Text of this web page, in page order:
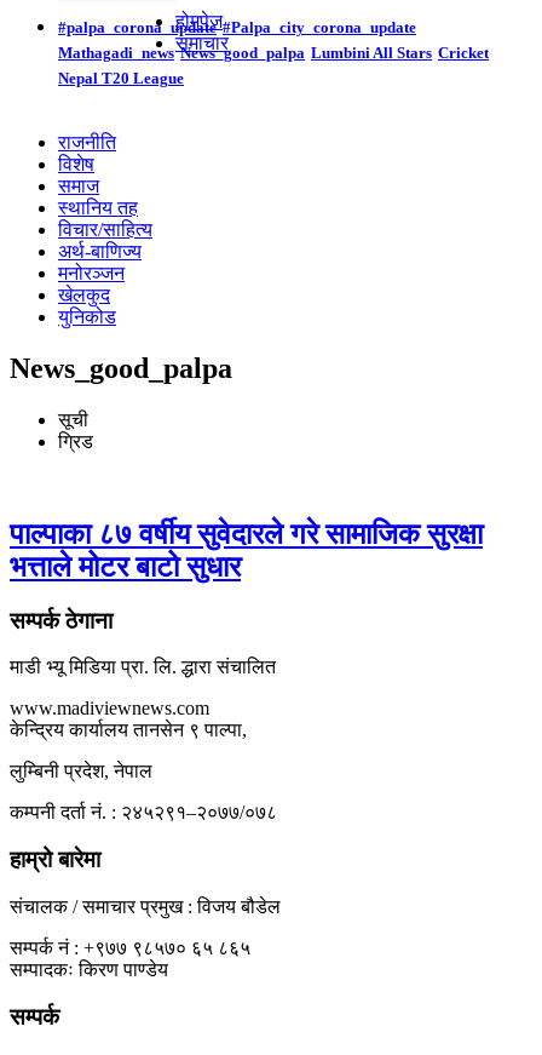
#palpa_corona_update #Palpa_city_corona_update
Mathagadi_news News_good_palpa Lumbini All Stars Cricket
Nepal T20 League
होमपेज
समाचार
राजनीति
विशेष
समाज
स्थानिय तह
विचार/साहित्य
अर्थ-बाणिज्य
मनोरञ्जन
खेलकुद
युनिकोड
News_good_palpa
सूची
ग्रिड
पाल्पाका ८७ वर्षीय सुवेदारले गरे सामाजिक सुरक्षा
भत्ताले मोटर बाटो सुधार
सम्पर्क ठेगाना
माडी भ्यू मिडिया प्रा. लि. द्धारा संचालित
www.madiviewnews.com
केन्द्रिय कार्यालय तानसेन ९ पाल्पा,
लुम्बिनी प्रदेश, नेपाल
कम्पनी दर्ता नं. : २४५२९१–२०७७/०७८
हाम्रो बारेमा
संचालक / समाचार प्रमुख : विजय बौडेल
सम्पर्क नं : +९७७ ९८५७० ६५ ८६५
सम्पादकः किरण पाण्डेय
सम्पर्क